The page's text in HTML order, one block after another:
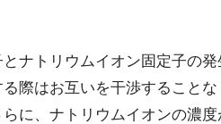
ナトリウムイオン固定子の
際はお互いを干渉すること
に、ナトリウムイオンの濃度